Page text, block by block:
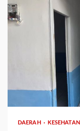
3 min read
DAERAH KESEHATAN